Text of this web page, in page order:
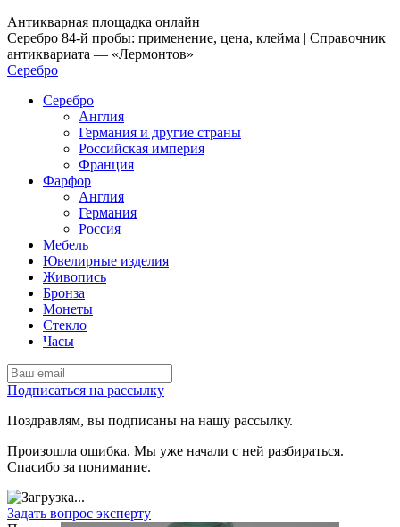
Антикварная площадка онлайн
Серебро 84-й пробы: применение, цена, клейма | Справочник
антиквариата — «Лермонтов»
Серебро
Серебро
Англия
Германия и другие страны
Российская империя
Франция
Фарфор
Англия
Германия
Россия
Мебель
Ювелирные изделия
Живопись
Бронза
Монеты
Стекло
Часы
Подписаться на рассылку
Поздравлям, вы подписаны на нашу рассылку.
Произошла ошибка. Мы уже начали с ней разбираться.
Спасибо за понимание.
Задать вопрос эксперту